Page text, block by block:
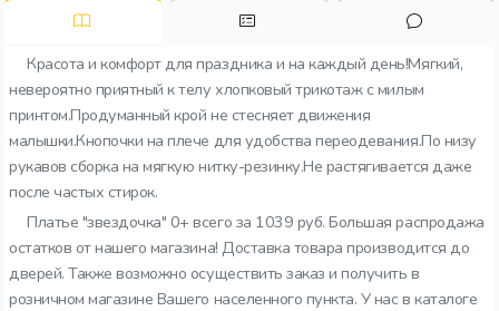
Красота и комфорт для праздника и на каждый день!Мягкий,
невероятно приятный к телу хлопковый трикотаж с милым
принтом.Продуманный крой не стесняет движения
малышки.Кнопочки на плече для удобства переодевания.По низу
рукавов сборка на мягкую нитку-резинку.Не растягивается даже
после частых стирок.
Платье "звездочка" 0+ всего за 1039 руб. Большая распродажа
остатков от нашего магазина! Доставка товара производится до
дверей. Также возможно осуществить заказ и получить в
розничном магазине Вашего населенного пункта. У нас в каталоге